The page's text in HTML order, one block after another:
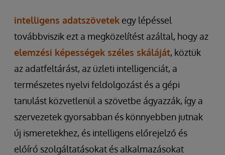
intelligens adatszövetek egy lépéssel
továbbviszik ezt a megközelítést azáltal, hogy az
elemzési képességek széles skáláját, köztük
az adatfeltárást, az üzleti intelligenciát, a
természetes nyelvi feldolgozást és a gépi
tanulást közvetlenül a szövetbe ágyazzák, így a
szervezetek gyorsabban és könnyebben jutnak
új ismeretekhez, és intelligens előrejelző és
előíró szolgáltatásokat és alkalmazásokat